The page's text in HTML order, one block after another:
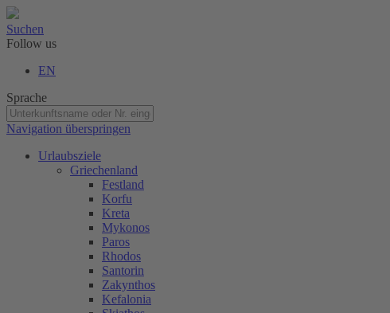
Suchen
Follow us
EN
Sprache
Navigation überspringen
Urlaubsziele
Griechenland
Festland
Korfu
Kreta
Mykonos
Paros
Rhodos
Santorin
Zakynthos
Kefalonia